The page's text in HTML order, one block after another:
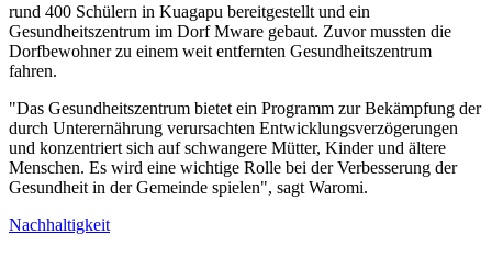
rund 400 Schülern in Kuagapu bereitgestellt und ein
Gesundheitszentrum im Dorf Mware gebaut. Zuvor mussten die
Dorfbewohner zu einem weit entfernten Gesundheitszentrum
fahren.
"Das Gesundheitszentrum bietet ein Programm zur Bekämpfung der
durch Unterernährung verursachten Entwicklungsverzögerungen
und konzentriert sich auf schwangere Mütter, Kinder und ältere
Menschen. Es wird eine wichtige Rolle bei der Verbesserung der
Gesundheit in der Gemeinde spielen", sagt Waromi.
Nachhaltigkeit